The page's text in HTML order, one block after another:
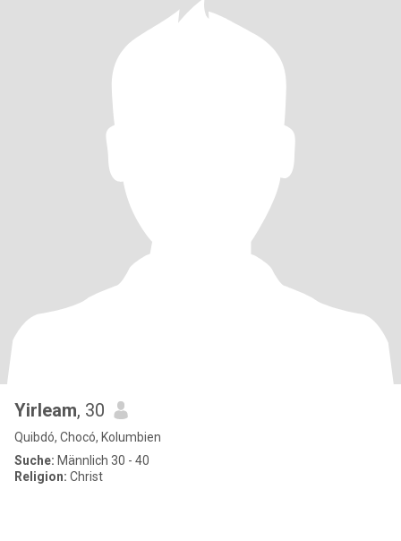
Yirleam, 30
Quibdó, Chocó, Kolumbien
Suche: Männlich 30 - 40
Religion: Christ